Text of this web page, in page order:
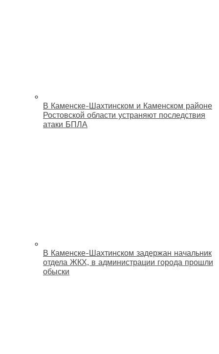
В Каменске-Шахтинском и Каменском районе
Ростовской области устраняют последствия
атаки БПЛА
В Каменске-Шахтинском задержан начальник
отдела ЖКХ, в администрации города прошли
обыски